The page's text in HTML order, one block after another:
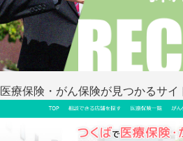
医療保険・がん保険が見つかるサイ